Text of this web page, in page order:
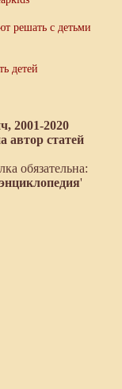
решать с детьми
детей
2001-2020
автор статей
обязательна:
'